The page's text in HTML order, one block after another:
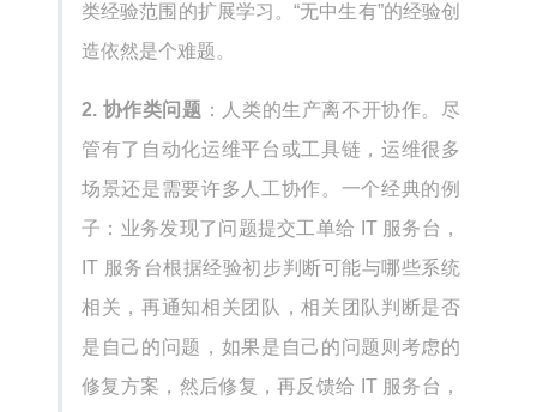
类经验范围的扩展学习。“无中生有”的经验创
造依然是个难题。
2. 协作类问题 ：人类的生产离不开协作。尽
管有了自动化运维平台或工具链，运维很多
场景还是需要许多人工协作。一个经典的例
子：业务发现了问题提交工单给 IT 服务台，
IT 服务台根据经验初步判断可能与哪些系统
相关，再通知相关团队，相关团队判断是否
是自己的问题，如果是自己的问题则考虑的
修复方案，然后修复，再反馈给 IT 服务台，